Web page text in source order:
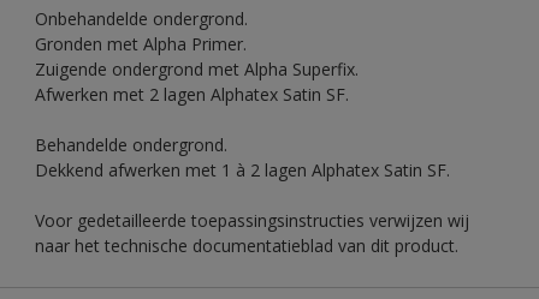
Onbehandelde ondergrond.
Gronden met Alpha Primer.
Zuigende ondergrond met Alpha Superfix.
Afwerken met 2 lagen Alphatex Satin SF.
Behandelde ondergrond.
Dekkend afwerken met 1 à 2 lagen Alphatex Satin SF.
Voor gedetailleerde toepassingsinstructies verwijzen wij
naar het technische documentatieblad van dit product.